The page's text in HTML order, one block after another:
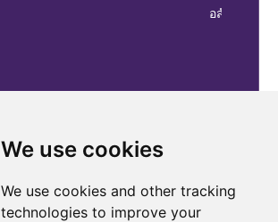
We use cookies
We use cookies and other tracking
technologies to improve your
อสังหาริมท